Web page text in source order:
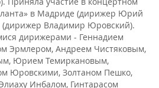
в Мадриде (дирижер Юрий
(дирижер Владимир Юровский).
дирижерами - Геннадием
Эрмлером, Андреем Чистяковым,
Юрием Темиркановым,
Юровскими, Золтаном Пешко,
Инбалом, Гинтарасом